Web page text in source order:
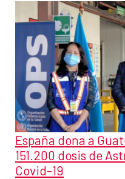
España dona a
151.200 dosis de
Covid-19